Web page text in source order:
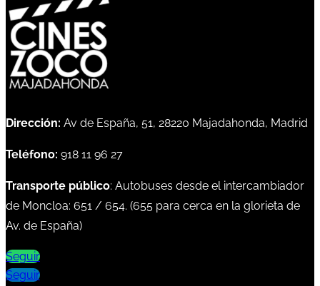
Dirección: Av de España, 51, 28220 Majadahonda, Madrid
Teléfono: 918 11 96 27
Transporte público: Autobuses desde el intercambiador
de Moncloa: 651 / 654. (655 para cerca en la glorieta de
Av. de España)
Seguir
Seguir